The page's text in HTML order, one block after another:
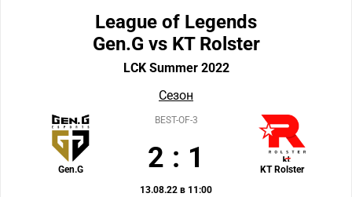
League of Legends
Gen.G vs KT Rolster
LCK Summer 2022
Сезон
Gen.G KT Rolster
BEST-OF-3
2 : 1
13.08.22 в 11:00